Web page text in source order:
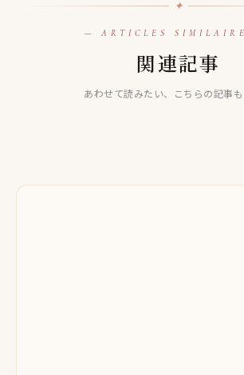
✦
— ARTICLES
関連記事
あわせて読みたい、こちらの記事
【LINE占い】宇宙先生は当たる！？当たら
【LINE占い】榊 凛華 ***スピタロット***
当たらない口コミ評判も徹底検証！
【LINE占い】水猫アトム先生は当たる！？